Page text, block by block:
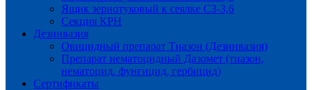
Ящик зернотуковый к сеялке СЗ-3,6
Секция КРН
Дезинвазия
Овицидный препарат Тиазон (Дезинвазия)
Препарат нематоцидный Дазомет (тиазон,
нематоцид, фунгицид, гербицид)
Сертификаты